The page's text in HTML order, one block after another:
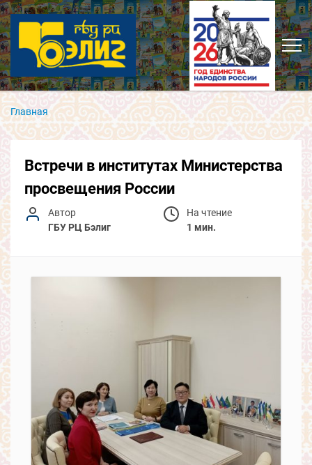
Главная
Встречи в институтах Министерства
просвещения России
Автор
ГБУ РЦ Бэлиг
На чтение
1 мин.